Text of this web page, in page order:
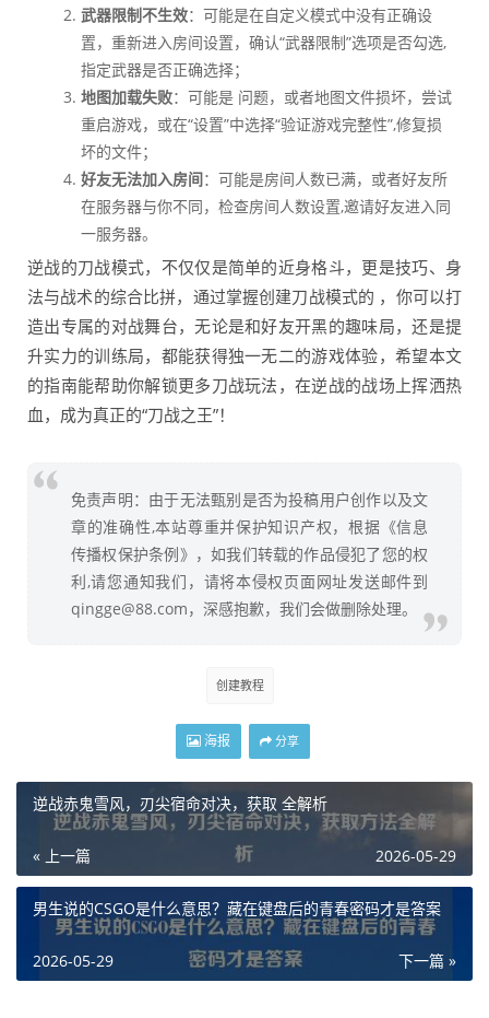
武器限制不生效：可能是在自定义模式中没有正确设
置，重新进入房间设置，确认“武器限制”选项是否勾选,
指定武器是否正确选择；
地图加载失败：可能是 问题，或者地图文件损坏，尝试
重启游戏，或在“设置”中选择“验证游戏完整性”,修复损
坏的文件；
好友无法加入房间：可能是房间人数已满，或者好友所
在服务器与你不同，检查房间人数设置,邀请好友进入同
一服务器。
逆战的刀战模式，不仅仅是简单的近身格斗，更是技巧、身
法与战术的综合比拼，通过掌握创建刀战模式的 ，你可以打
造出专属的对战舞台，无论是和好友开黑的趣味局，还是提
升实力的训练局，都能获得独一无二的游戏体验，希望本文
的指南能帮助你解锁更多刀战玩法，在逆战的战场上挥洒热
血，成为真正的“刀战之王”！
免责声明：由于无法甄别是否为投稿用户创作以及文
章的准确性,本站尊重并保护知识产权，根据《信息
传播权保护条例》，如我们转载的作品侵犯了您的权
利,请您通知我们，请将本侵权页面网址发送邮件到
qingge@88.com，深感抱歉，我们会做删除处理。
创建教程
海报 分享
逆战赤鬼雪风，刃尖宿命对决，获取 全解析
« 上一篇 2026-05-29
男生说的CSGO是什么意思？藏在键盘后的青春密码才是答案
下一篇 »
2026-05-29